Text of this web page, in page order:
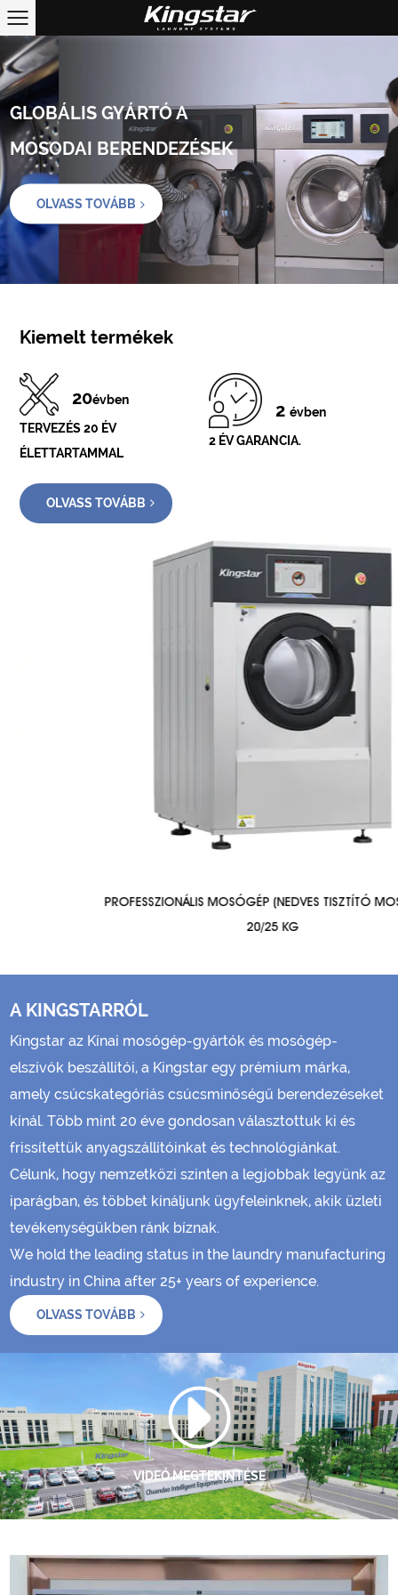
GLOBÁLIS GYÁRTÓ A
MOSODAI BERENDEZÉSEK
OLVASS TOVÁBB
Kiemelt termékek
20évben
TERVEZÉS 20 ÉV
ÉLETTARTAMMAL
2évben
2 ÉV GARANCIA.
OLVASS TOVÁBB
PROFESSZIONÁLIS MOSÓGÉP (NEDVES TISZTÍTÓ MOSÓGÉP)
A KINGSTARRÓL
Kingstar az Kínai mosógép-gyártók és mosógép-
elszívók beszállítói, a Kingstar egy prémium márka,
amely csúcskategóriás csúcsminőségű berendezéseket
kínál. Több mint 20 éve gondosan választottuk ki és
frissítettük anyagszállítóinkat és technológiánkat.
Célunk, hogy nemzetközi szinten a legjobbak legyünk az
iparágban, és többet kínáljunk ügyfeleinknek, akik üzleti
tevékenységükben ránk bíznak.
We hold the leading status in the laundry manufacturing
industry in China after 25+ years of experience.
OLVASS TOVÁBB
VIDEÓ MEGTEKINTÉSE